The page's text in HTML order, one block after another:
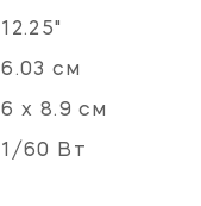
12.25"
6.03 см
6 x 8.9 см
1/60 Вт